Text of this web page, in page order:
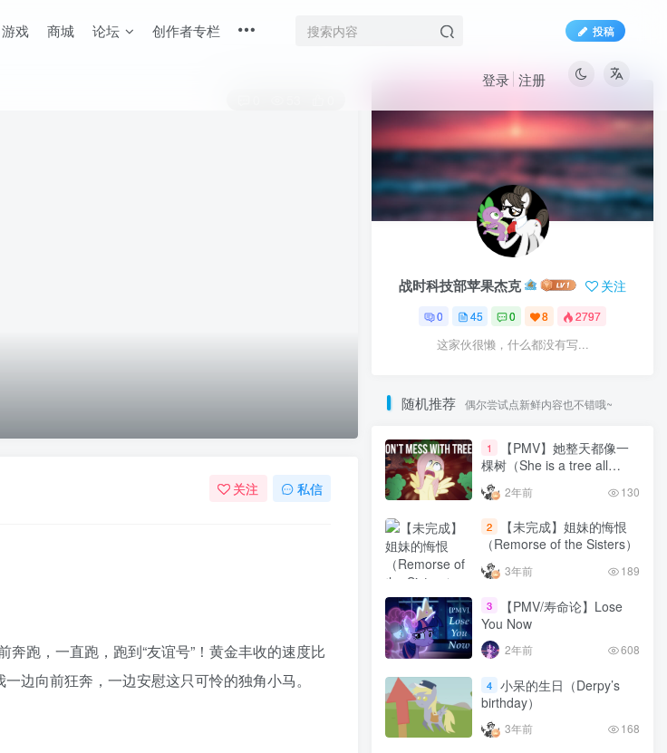
游戏 商城 论坛 创作者专栏 投稿
登录 注册
关注 私信
跑，一直跑，跑到“友谊号”！黄金丰收的速度比
边向前狂奔，一边安慰这只可怜的独角小马。
战时科技部苹果杰克 关注
0 45 0 8 2797
这家伙很懒，什么都没有写...
随机推荐 偶尔尝试点新鲜内容也不错哦~
1
【PMV】她整天都像一
棵树（She is a tree all
day）
2年前 130
2
【未完成】姐妹的悔恨
（Remorse of the Sisters）
3年前 189
3
【PMV/寿命论】Lose
You Now
2年前 608
4 小呆的生日（Derpy’s
birthday）
3年前 168